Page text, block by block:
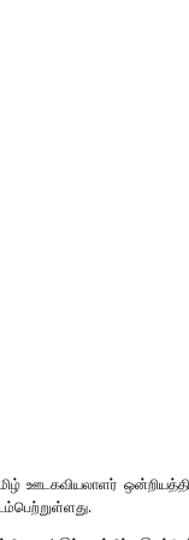
குரல் பொறுப்பாளர் திரு.
ஊடகவியலாளர்